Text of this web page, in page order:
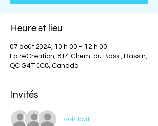
Heure et lieu
07 août 2024, 10 h 00 – 12 h 00
La réCréation, 814 Chem. du Bass., Bassin,
QC G4T 0C8, Canada
Invités
Voir tout